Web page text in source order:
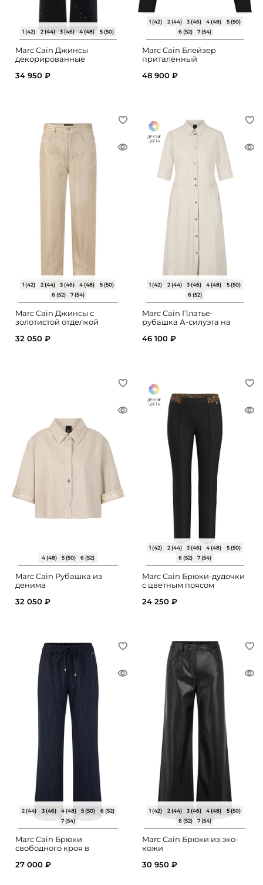
1 (42) 2 (44) 3 (46) 4 (48) 5 (50)
Marc Cain Джинсы
декорированные
34 950 ₽
1 (42) 2 (44) 3 (46) 4 (48)
5 (50)
6 (52)
7 (54)
Marc Cain Блейзер
приталенный
48 900 ₽
1 (42) 2 (44) 3 (46) 4 (48)
5 (50)
6 (52)
7 (54)
Marc Cain Джинсы с
золотистой отделкой
32 050 ₽
1 (42) 2 (44) 3 (46) 4 (48)
5 (50)
6 (52)
Marc Cain Платье-
рубашка А-силуэта на
46 100 ₽
4 (48) 5 (50) 6 (52)
Marc Cain Рубашка из
денима
32 050 ₽
1 (42) 2 (44) 3 (46) 4 (48)
5 (50)
6 (52)
7 (54)
Marc Cain Брюки-дудочки
с цветным поясом
24 250 ₽
2 (44) 3 (46) 4 (48) 5 (50)
6 (52)
7 (54)
Marc Cain Брюки
свободного кроя в
27 000 ₽
1 (42) 2 (44) 3 (46) 4 (48)
5 (50)
6 (52)
7 (54)
Marc Cain Брюки из эко-
кожи
30 950 ₽